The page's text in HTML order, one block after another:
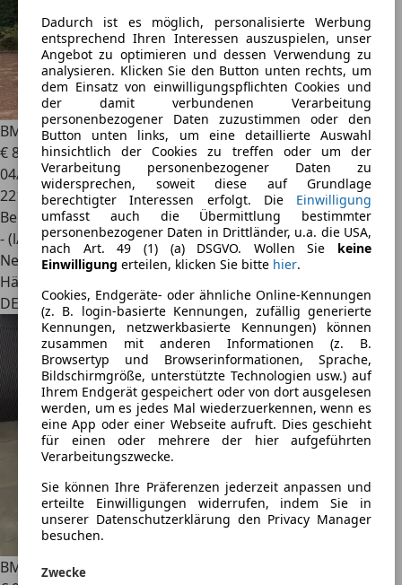
Dadurch ist es möglich, personalisierte Werbung
entsprechend Ihren Interessen auszuspielen, unser
Angebot zu optimieren und dessen Verwendung zu
analysieren. Klicken Sie den Button unten rechts, um
dem Einsatz von einwilligungspflichten Cookies und
der damit verbundenen Verarbeitung
personenbezogener Daten zuzustimmen oder den
Button unten links, um eine detaillierte Auswahl
hinsichtlich der Cookies zu treffen oder um der
Verarbeitung personenbezogener Daten zu
widersprechen, soweit diese auf Grundlage
berechtigter Interessen erfolgt. Die Einwilligung
umfasst auch die Übermittlung bestimmter
personenbezogener Daten in Drittländer, u.a. die USA,
nach Art. 49 (1) (a) DSGVO. Wollen Sie keine
Einwilligung erteilen, klicken Sie bitte hier.
Cookies, Endgeräte- oder ähnliche Online-Kennungen
(z. B. login-basierte Kennungen, zufällig generierte
Kennungen, netzwerkbasierte Kennungen) können
zusammen mit anderen Informationen (z. B.
Browsertyp und Browserinformationen, Sprache,
Bildschirmgröße, unterstützte Technologien usw.) auf
Ihrem Endgerät gespeichert oder von dort ausgelesen
werden, um es jedes Mal wiederzuerkennen, wenn es
eine App oder einer Webseite aufruft. Dies geschieht
für einen oder mehrere der hier aufgeführten
Verarbeitungszwecke.
Sie können Ihre Präferenzen jederzeit anpassen und
erteilte Einwilligungen widerrufen, indem Sie in
unserer Datenschutzerklärung den Privacy Manager
besuchen.
Zwecke
BMW 750i|Navi|Xenon|Kamera|PDC|Shzg|Head-Up!
€ 8.999
04/2009
221.723 km
Benzin
- (l/100 km)
Neu
Händler
DE 52428
BMW 330d xDrive Coupe*Navi.Proff*Bi-Xenon*Distronic*